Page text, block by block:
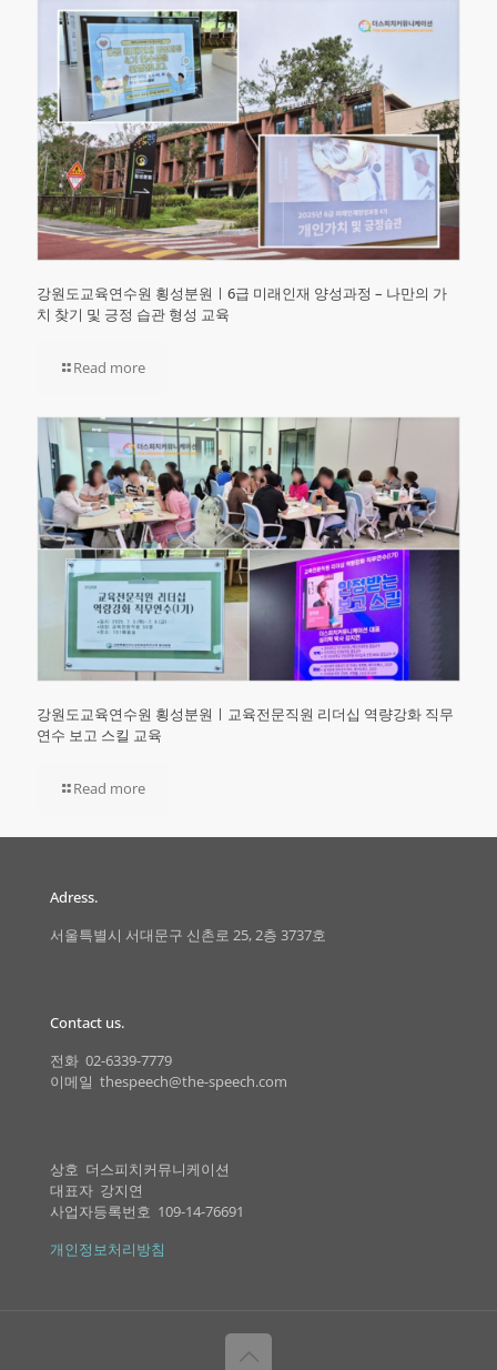
강원도교육연수원 횡성분원ㅣ6급 미래인재 양성과정 – 나만의 가
치 찾기 및 긍정 습관 형성 교육
Read more
강원도교육연수원 횡성분원ㅣ교육전문직원 리더십 역량강화 직무
연수 보고 스킬 교육
Read more
Adress.
서울특별시 서대문구 신촌로 25, 2층 3737호
Contact us.
전화 02-6339-7779
이메일 thespeech@the-speech.com
상호 더스피치커뮤니케이션
대표자 강지연
사업자등록번호 109-14-76691
개인정보처리방침